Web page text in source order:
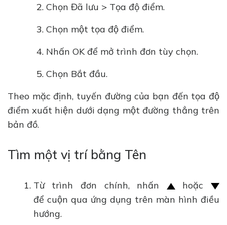
Chọn Đã lưu > Tọa độ điểm.
Chọn một tọa độ điểm.
Nhấn OK để mở trình đơn tùy chọn.
Chọn Bắt đầu.
Theo mặc định, tuyến đường của bạn đến tọa độ
điểm xuất hiện dưới dạng một đường thẳng trên
bản đồ.
Tìm một vị trí bằng Tên
Từ trình đơn chính, nhấn
hoặc
để cuộn qua ứng dụng trên màn hình điều
hướng.